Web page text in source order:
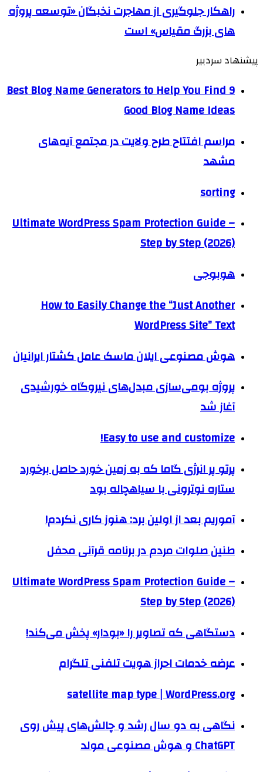
راهکار جلوگیری از مهاجرت نخبگان «توسعه پروژه
های بزرگ مقیاس» است
پیشنهاد سردبیر
9 Best Blog Name Generators to Help You Find
Good Blog Name Ideas
مراسم افتتاح طرح ولایت در مجتمع آیه‌های
مشهد
sorting
Ultimate WordPress Spam Protection Guide –
Step by Step (2026)
هوبوجی
How to Easily Change the “Just Another
WordPress Site” Text
هوش مصنوعی ایلان ماسک عامل کشتار ایرانیان
پروژه بومی‌سازی مبدل‌های نیروگاه خورشیدی
آغاز شد
Easy to use and customize!
پرتو پر انرژی گاما که به زمین خورد حاصل برخورد
ستاره نوترونی با سیاهچاله بود
آموریم بعد از اولین برد: هنوز کاری نکردم!
طنین صلوات مردم در برنامه قرآنی محفل
Ultimate WordPress Spam Protection Guide –
Step by Step (2026)
دستگاهی که تصاویر را «بودار» پخش می‌کند!
عرضه خدمات احراز هویت تلفنی تلگرام
satellite map type | WordPress.org
نگاهی به دو سال رشد و چالش‌های پیش روی
ChatGPT و هوش مصنوعی مولد